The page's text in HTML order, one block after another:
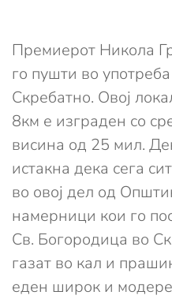
Премиерот Никола
го пушти во
Скребатно. Овој
8км е изграден со
висина од 25 мил.
истакна дека сега
во овој дел од
намерници кои го
Св. Богородица во
газат во кал и
еден широк и